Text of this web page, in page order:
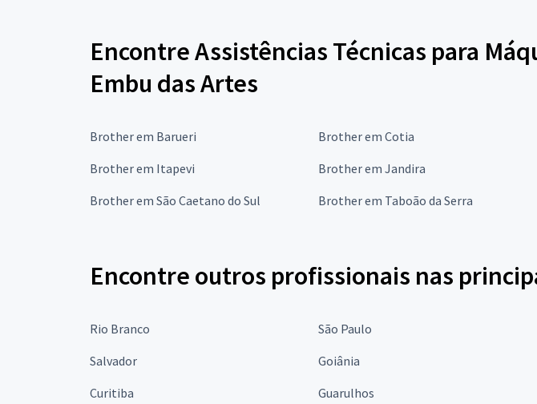
Encontre Assistências Técnicas para
Embu das Artes
Brother em Barueri Brother em Cotia
Brother em Itapevi
Brother em Jandira
Brother em São Caetano do Sul
Brother em Taboão da Serra
Encontre outros profissionais nas
Rio Branco São Paulo
Salvador
Goiânia
Curitiba
Guarulhos